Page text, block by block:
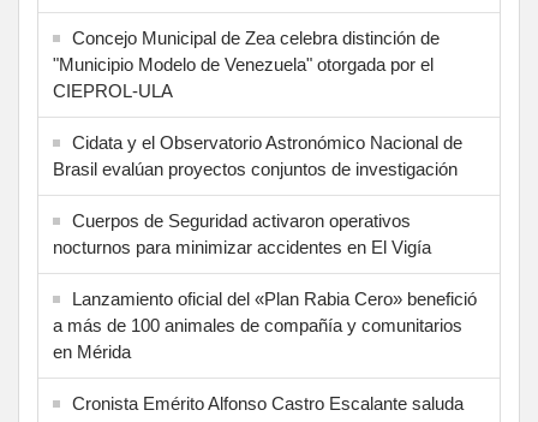
Concejo Municipal de Zea celebra distinción de
"Municipio Modelo de Venezuela" otorgada por el
CIEPROL-ULA
Cidata y el Observatorio Astronómico Nacional de
Brasil evalúan proyectos conjuntos de investigación
Cuerpos de Seguridad activaron operativos
nocturnos para minimizar accidentes en El Vigía
Lanzamiento oficial del «Plan Rabia Cero» benefició
a más de 100 animales de compañía y comunitarios
en Mérida
Cronista Emérito Alfonso Castro Escalante saluda